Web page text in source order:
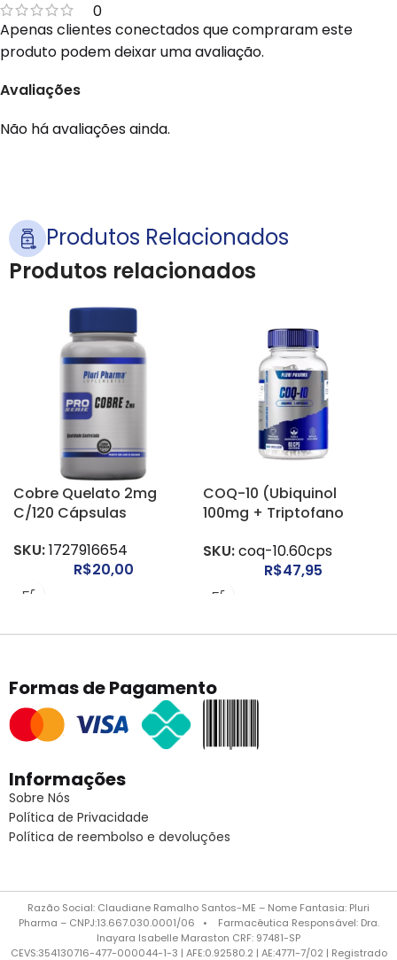
0
Avaliações
Não há avaliações ainda.
Apenas clientes conectados que compraram este
produto podem deixar uma avaliação.
Produtos Relacionados
Produtos relacionados
Cobre Quelato 2mg
C/120 Cápsulas
SKU:1727916654
R$20,00
COQ-10 (Ubiquinol
100mg + Triptofano
SKU:coq-10.60cps
R$47,95
Formas de Pagamento
Informações
Sobre Nós
Política de Privacidade
Política de reembolso e devoluções
Razão Social: Claudiane Ramalho Santos-ME – Nome Fantasia: Pluri
Pharma – CNPJ:13.667.030.0001/06 • Farmacêutica Responsável: Dra.
Inayara Isabelle Maraston CRF: 97481-SP
CEVS:354130716-477-000044-1-3 | AFE:0.92580.2 | AE:4771-7/02 | Registrado